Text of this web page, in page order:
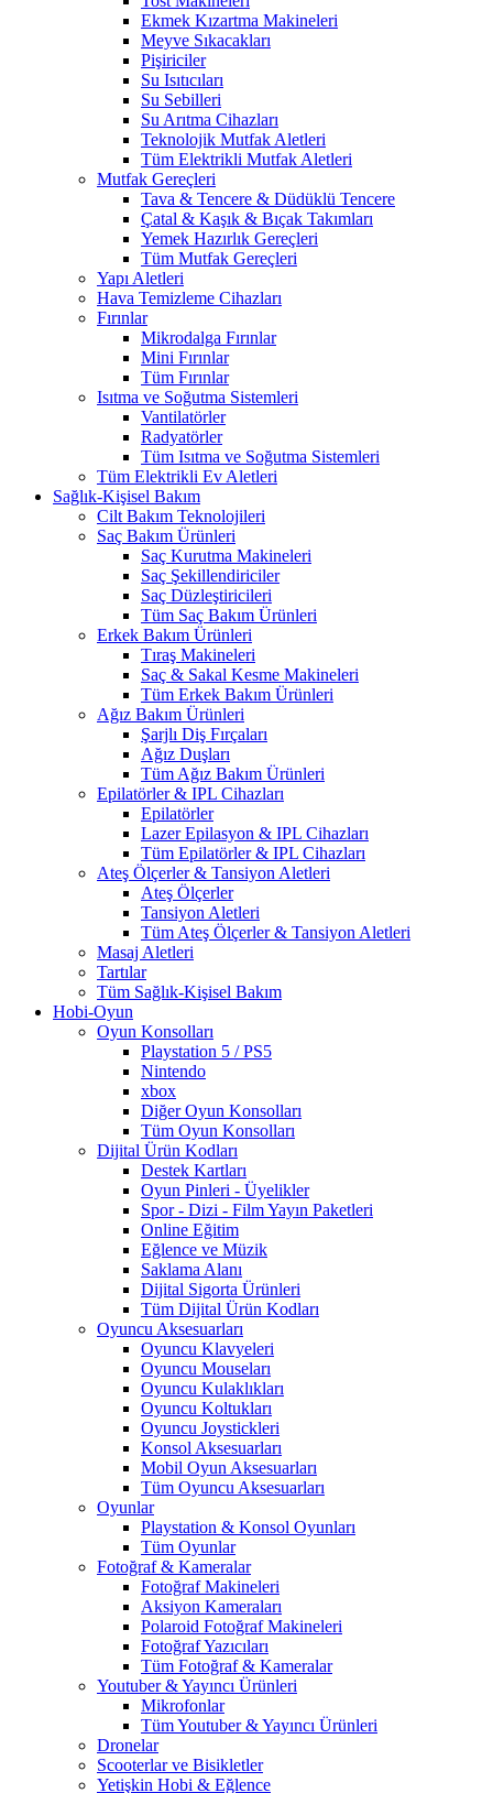
Ekmek Kızartma Makineleri
Meyve Sıkacakları
Pişiriciler
Su Isıtıcıları
Su Sebilleri
Su Arıtma Cihazları
Teknolojik Mutfak Aletleri
Tüm Elektrikli Mutfak Aletleri
Mutfak Gereçleri
Tava & Tencere & Düdüklü Tencere
Çatal & Kaşık & Bıçak Takımları
Yemek Hazırlık Gereçleri
Tüm Mutfak Gereçleri
Yapı Aletleri
Hava Temizleme Cihazları
Fırınlar
Mikrodalga Fırınlar
Mini Fırınlar
Tüm Fırınlar
Isıtma ve Soğutma Sistemleri
Vantilatörler
Radyatörler
Tüm Isıtma ve Soğutma Sistemleri
Tüm Elektrikli Ev Aletleri
Sağlık-Kişisel Bakım
Cilt Bakım Teknolojileri
Saç Bakım Ürünleri
Saç Kurutma Makineleri
Saç Şekillendiriciler
Saç Düzleştiricileri
Tüm Saç Bakım Ürünleri
Erkek Bakım Ürünleri
Tıraş Makineleri
Saç & Sakal Kesme Makineleri
Tüm Erkek Bakım Ürünleri
Ağız Bakım Ürünleri
Şarjlı Diş Fırçaları
Ağız Duşları
Tüm Ağız Bakım Ürünleri
Epilatörler & IPL Cihazları
Epilatörler
Lazer Epilasyon & IPL Cihazları
Tüm Epilatörler & IPL Cihazları
Ateş Ölçerler & Tansiyon Aletleri
Ateş Ölçerler
Tansiyon Aletleri
Tüm Ateş Ölçerler & Tansiyon Aletleri
Masaj Aletleri
Tartılar
Tüm Sağlık-Kişisel Bakım
Hobi-Oyun
Oyun Konsolları
Playstation 5 / PS5
Nintendo
xbox
Diğer Oyun Konsolları
Tüm Oyun Konsolları
Dijital Ürün Kodları
Destek Kartları
Oyun Pinleri - Üyelikler
Spor - Dizi - Film Yayın Paketleri
Online Eğitim
Eğlence ve Müzik
Saklama Alanı
Dijital Sigorta Ürünleri
Tüm Dijital Ürün Kodları
Oyuncu Aksesuarları
Oyuncu Klavyeleri
Oyuncu Mouseları
Oyuncu Kulaklıkları
Oyuncu Koltukları
Oyuncu Joystickleri
Konsol Aksesuarları
Mobil Oyun Aksesuarları
Tüm Oyuncu Aksesuarları
Oyunlar
Playstation & Konsol Oyunları
Tüm Oyunlar
Fotoğraf & Kameralar
Fotoğraf Makineleri
Aksiyon Kameraları
Polaroid Fotoğraf Makineleri
Fotoğraf Yazıcıları
Tüm Fotoğraf & Kameralar
Youtuber & Yayıncı Ürünleri
Mikrofonlar
Tüm Youtuber & Yayıncı Ürünleri
Dronelar
Scooterlar ve Bisikletler
Yetişkin Hobi & Eğlence